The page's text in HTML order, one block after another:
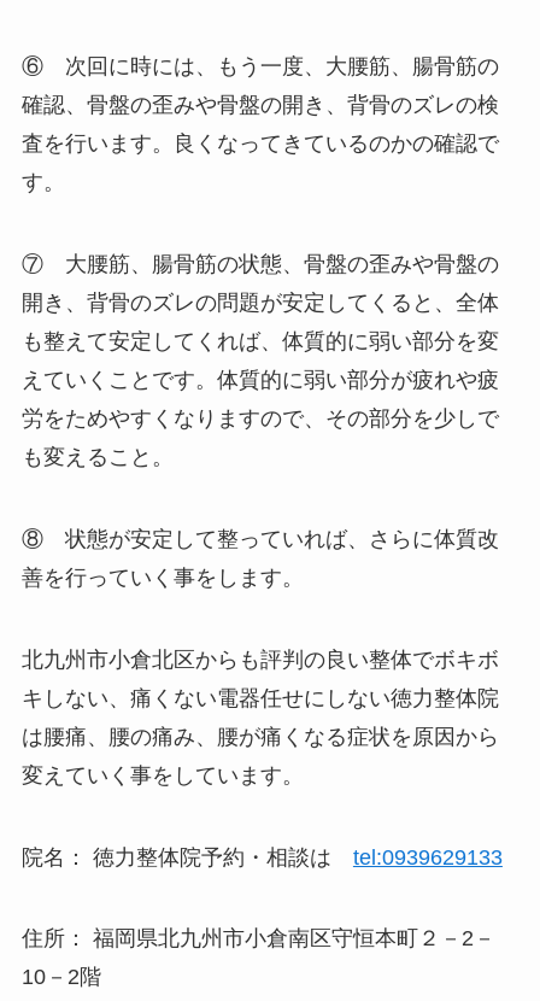
⑥ 次回に時には、もう一度、大腰筋、腸骨筋の
確認、骨盤の歪みや骨盤の開き、背骨のズレの検
査を行います。良くなってきているのかの確認で
す。
⑦ 大腰筋、腸骨筋の状態、骨盤の歪みや骨盤の
開き、背骨のズレの問題が安定してくると、全体
も整えて安定してくれば、体質的に弱い部分を変
えていくことです。体質的に弱い部分が疲れや疲
労をためやすくなりますので、その部分を少しで
も変えること。
⑧ 状態が安定して整っていれば、さらに体質改
善を行っていく事をします。
北九州市小倉北区からも評判の良い整体でボキボ
キしない、痛くない電器任せにしない徳力整体院
は腰痛、腰の痛み、腰が痛くなる症状を原因から
変えていく事をしています。
院名： 徳力整体院予約・相談は tel:0939629133
住所： 福岡県北九州市小倉南区守恒本町２－2－
10－2階